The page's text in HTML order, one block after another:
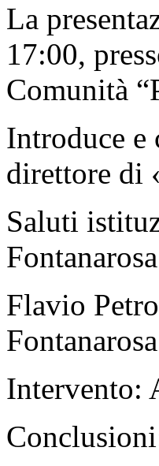
La
17:00,
Comunità
Introduce e
direttore di
Saluti
Fontanarosa
Flavio
Intervento: